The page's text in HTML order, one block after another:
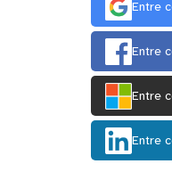
Entre
Entre
Entre
Entre